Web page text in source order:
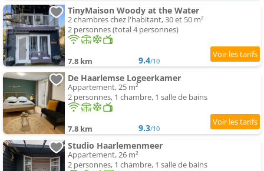
TinyMaison Woody at the Water
2 chambres chez l'habitant, 30 et 50 m²
2 personnes (total 4 personnes)
7.8 km 9.4/10
De Haarlemse Logeerkamer
Appartement, 25 m²
2 personnes, 1 chambre, 1 salle de bains
7.8 km 9.3/10
Studio Haarlemenmeer
Appartement, 26 m²
2 personnes, 1 chambre, 1 salle de bains